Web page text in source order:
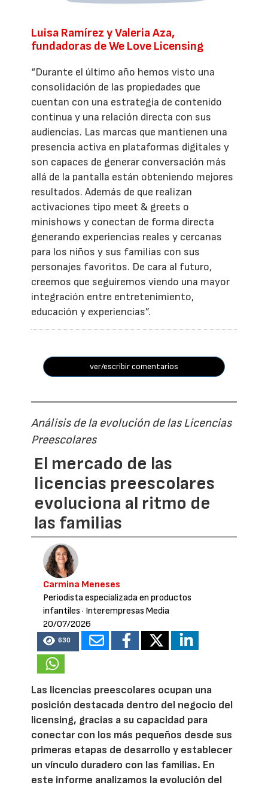
Luisa Ramírez y Valeria Aza,
fundadoras de We Love Licensing
“Durante el último año hemos visto una
consolidación de las propiedades que
cuentan con una estrategia de contenido
continua y una relación directa con sus
audiencias. Las marcas que mantienen una
presencia activa en plataformas digitales y
son capaces de generar conversación más
allá de la pantalla están obteniendo mejores
resultados. Además de que realizan
activaciones tipo meet & greets o
minishows y conectan de forma directa
generando experiencias reales y cercanas
para los niños y sus familias con sus
personajes favoritos. De cara al futuro,
creemos que seguiremos viendo una mayor
integración entre entretenimiento,
educación y experiencias”.
ver/escribir comentarios
Análisis de la evolución de las Licencias
Preescolares
El mercado de las
licencias preescolares
evoluciona al ritmo de
las familias
Carmina Meneses
Periodista especializada en productos
infantiles · Interempresas Media
20/07/2026
630
Las licencias preescolares ocupan una
posición destacada dentro del negocio del
licensing, gracias a su capacidad para
conectar con los más pequeños desde sus
primeras etapas de desarrollo y establecer
un vínculo duradero con las familias. En
este informe analizamos la evolución del